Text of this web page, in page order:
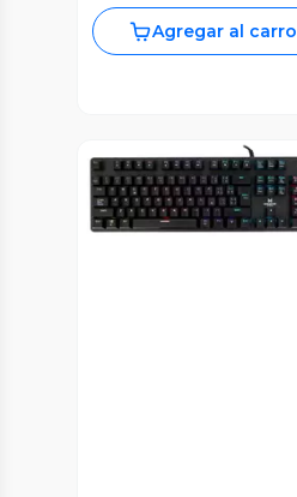
Agregar al carro
Vista Previa